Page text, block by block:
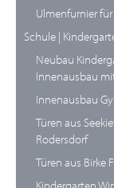
Ulmenfurnier
Schule |
Neubau
Innenausbau
Innenausbau
Türen aus
Rodersdorf
Türen aus Birke